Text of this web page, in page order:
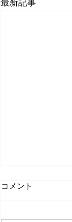
最新記事
コメント